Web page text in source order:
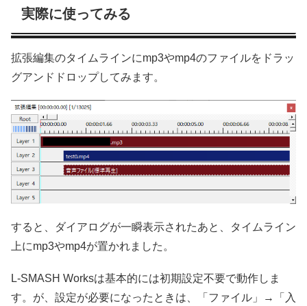
実際に使ってみる
拡張編集のタイムラインにmp3やmp4のファイルをドラッ
グアンドドロップしてみます。
すると、ダイアログが一瞬表示されたあと、タイムライン
上にmp3やmp4が置かれました。
L-SMASH Worksは基本的には初期設定不要で動作しま
す。が、設定が必要になったときは、「ファイル」→「入